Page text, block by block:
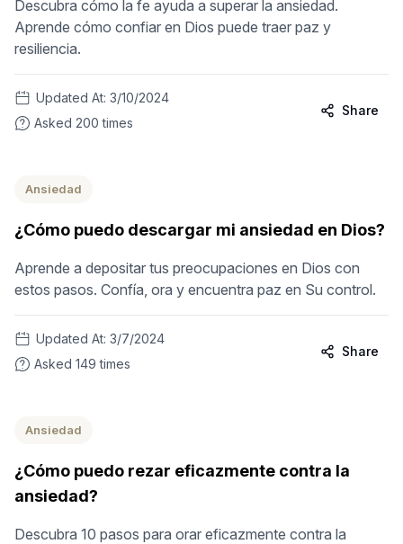
Descubra cómo la fe ayuda a superar la ansiedad.
Aprende cómo confiar en Dios puede traer paz y
resiliencia.
Updated At: 3/10/2024
Asked 200 times
Share
Ansiedad
¿Cómo puedo descargar mi ansiedad en Dios?
Aprende a depositar tus preocupaciones en Dios con
estos pasos. Confía, ora y encuentra paz en Su control.
Updated At: 3/7/2024
Asked 149 times
Share
Ansiedad
¿Cómo puedo rezar eficazmente contra la
ansiedad?
Descubra 10 pasos para orar eficazmente contra la